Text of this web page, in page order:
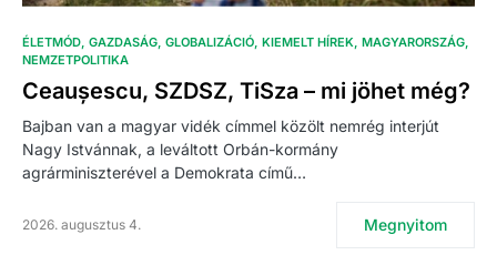
ÉLETMÓD GAZDASÁG GLOBALIZÁCIÓ KIEMELT HÍREK MAGYARORSZÁG
NEMZETPOLITIKA
Ceaușescu, SZDSZ, TiSza – mi jöhet még?
Bajban van a magyar vidék címmel közölt nemrég interjút
Nagy Istvánnak, a leváltott Orbán-kormány
agrárminiszterével a Demokrata című…
2026. augusztus 4. Megnyitom